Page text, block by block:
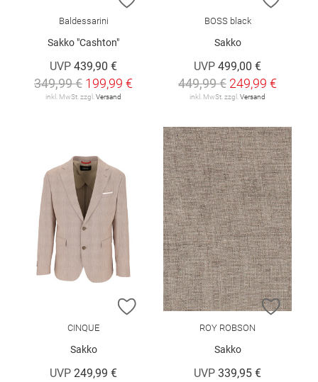
Baldessarini
Sakko "Cashton"
UVP 439,90 €
349,99 € 199,99 €
inkl. MwSt. zzgl. Versand
BOSS black
Sakko
UVP 499,00 €
449,99 € 249,99 €
inkl. MwSt. zzgl. Versand
ZUR WUNSCHLISTE HINZUFÜGEN
CINQUE
Sakko
UVP 249,99 €
ZUR
ROY ROBSON
Sakko
UVP 339,95 €